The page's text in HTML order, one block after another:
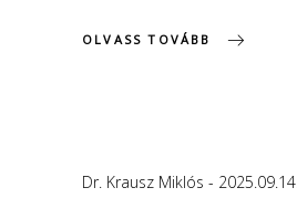
OLVASS TOVÁBB
Dr. Krausz Miklós 2025.09.14.